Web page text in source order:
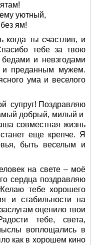
уютный,
ям!
когда ты счастлив, и
тебе за твою
и невзгодами
преданным мужем.
ума и веселого
супруг! Поздравляю
добрый, милый и
совместная жизнь
еще крепче. Я
быть веселым и
на свете – моё
сердца поздравляю
тебе хорошего
и стабильности на
оценило твои
тебе, света,
воплощались в
как в хорошем кино